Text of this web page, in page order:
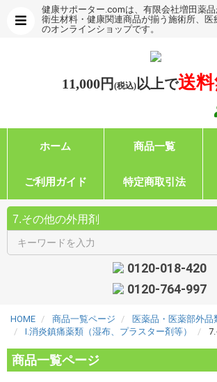
健康サポーター.comは、有限会社増田薬品
衛生材料・健康関連商品が揃う施術所、医
のオンラインショップです。
11,000円 (税込)以上で送
ホーム 商品一覧
ご利用ガイド 特定商取引法
0120-018-420
0120-764-997
HOME 商品一覧ページ
医薬品・医薬部外品
I.消炎鎮痛薬類（湿布、プラスター剤等）
商品一覧ページ